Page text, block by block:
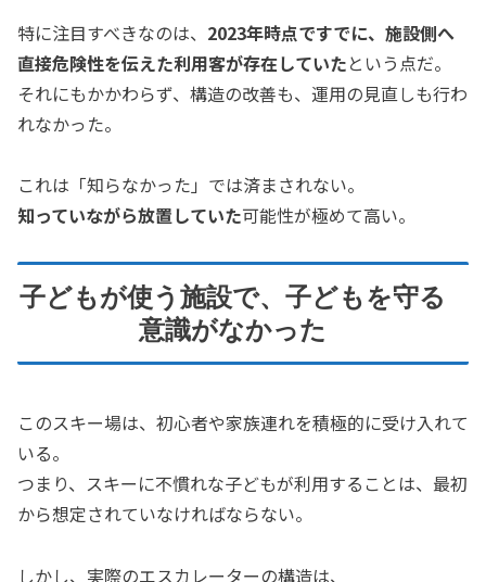
特に注目すべきなのは、 2023年時点ですでに、施設側へ
直接危険性を伝えた利用客が存在していたという点だ。
それにもかかわらず、構造の改善も、運用の見直しも行わ
れなかった。
これは「知らなかった」では済まされない。
知っていながら放置していた可能性が極めて高い。
子どもが使う施設で、子どもを守る
意識がなかった
このスキー場は、初心者や家族連れを積極的に受け入れて
いる。
つまり、スキーに不慣れな子どもが利用することは、最初
から想定されていなければならない。
しかし、実際のエスカレーターの構造は、